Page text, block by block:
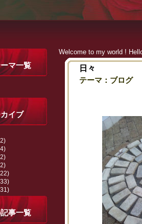
Welcome to my world !
日々
テーマ： ブログ
マ一覧
イブ
事一覧